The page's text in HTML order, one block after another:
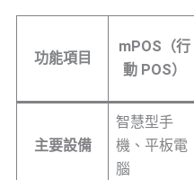
功能項目
mPOS（行
動 POS）
主要設備
智慧型手
機、平板電
腦